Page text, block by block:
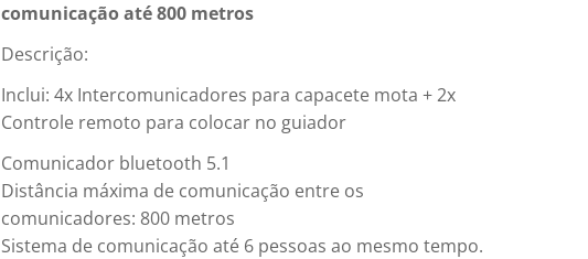
comunicação até 800 metros
Descrição:
Inclui: 4x Intercomunicadores para capacete mota + 2x
Controle remoto para colocar no guiador
Comunicador bluetooth 5.1
Distância máxima de comunicação entre os
comunicadores: 800 metros
Sistema de comunicação até 6 pessoas ao mesmo tempo.